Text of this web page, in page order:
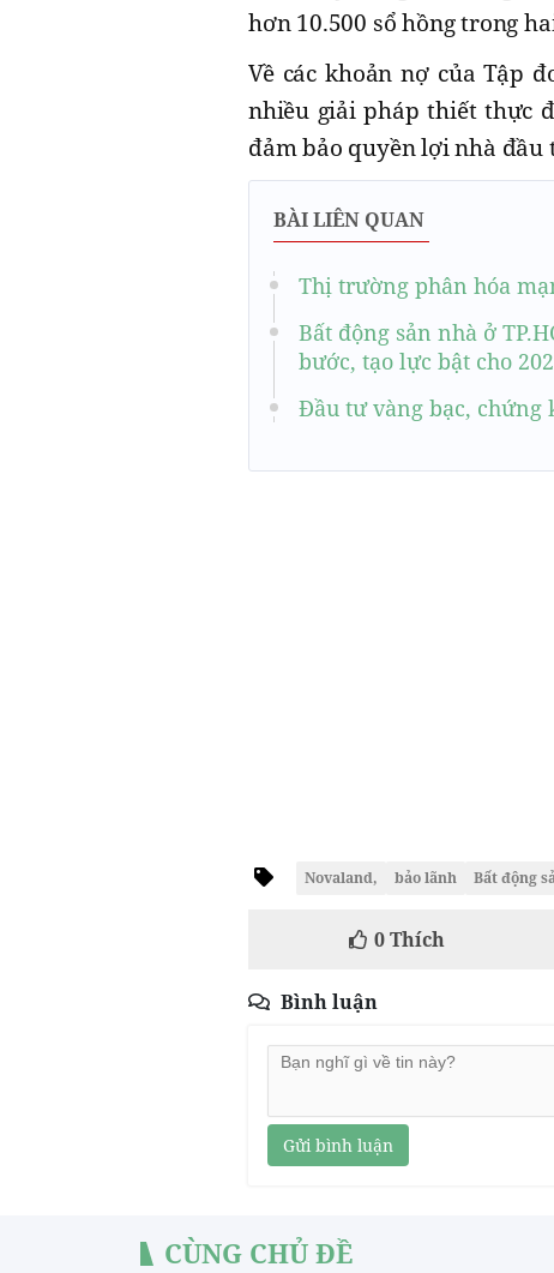
hơn 10.500 sổ hồng trong
Về các khoản nợ của Tập
nhiều giải pháp thiết thực
đảm bảo quyền lợi nhà đầu
BÀI LIÊN QUAN
Thị trường phân hóa
Bất động sản nhà ở
bước, tạo lực bật cho
Đầu tư vàng bạc, chứng
Novaland, bảo lãnh Bất động
0Thích
Bình luận
Gửi bình luận
CÙNG CHỦ ĐỀ